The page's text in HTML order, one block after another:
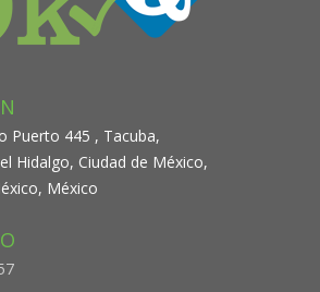
Puerto 445 , Tacuba,
Hidalgo, Ciudad de México,
México